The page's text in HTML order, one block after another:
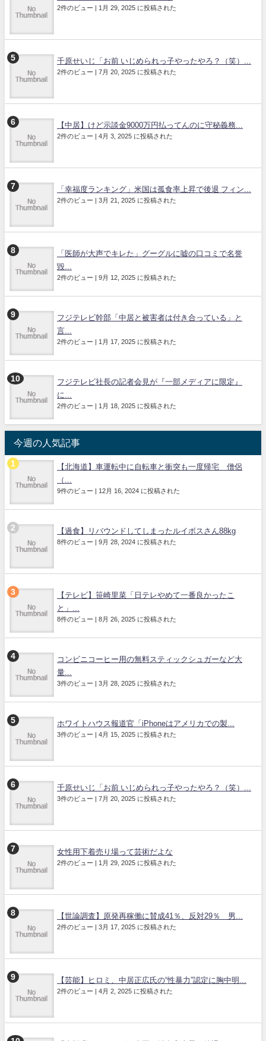
2件のビュー 1月 29, 2025 に投稿された
千原せいじ「お前 いじめられっ子やったやろ？（笑）...
2件のビュー 7月 20, 2025 に投稿された
【中居】けど示談金9000万円払ってんのに守秘義務...
2件のビュー 4月 3, 2025 に投稿された
「幸福度ランキング」米国は孤食率上昇で後退 フィン...
2件のビュー 3月 21, 2025 に投稿された
「医師が大声でキレた」グーグルに嘘の口コミで名誉
毀...
2件のビュー 9月 12, 2025 に投稿された
フジテレビ幹部「中居と被害者は付き合っている」と
言...
2件のビュー 1月 17, 2025 に投稿された
フジテレビ社長の記者会見が『一部メディアに限定』
に...
2件のビュー 1月 18, 2025 に投稿された
今週の人気記事
【北海道】車運転中に自転車と衝突も一度帰宅 僧侶
（...
9件のビュー 12月 16, 2024 に投稿された
【過食】リバウンドしてしまったルイボスさん88kg
8件のビュー 9月 28, 2024 に投稿された
【テレビ】笹崎里菜「日テレやめて一番良かったこ
と」...
8件のビュー 8月 26, 2025 に投稿された
コンビニコーヒー用の無料スティックシュガーなど大
量...
3件のビュー 3月 28, 2025 に投稿された
ホワイトハウス報道官「iPhoneはアメリカでの製...
3件のビュー 4月 15, 2025 に投稿された
千原せいじ「お前 いじめられっ子やったやろ？（笑）...
3件のビュー 7月 20, 2025 に投稿された
女性用下着売り場って芸術だよな
2件のビュー 1月 29, 2025 に投稿された
【世論調査】原発再稼働に賛成41％、反対29％ 男...
2件のビュー 3月 17, 2025 に投稿された
【芸能】ヒロミ、中居正広氏の“性暴力”認定に胸中明...
2件のビュー 4月 2, 2025 に投稿された